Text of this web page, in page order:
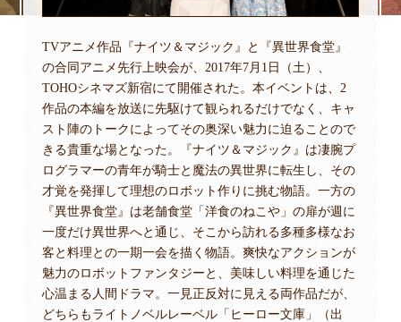
TVアニメ作品『ナイツ＆マジック』と『異世界食堂』
の合同アニメ先行上映会が、2017年7月1日（土）、
TOHOシネマズ新宿にて開催された。本イベントは、2
作品の本編を放送に先駆けて観られるだけでなく、キャ
スト陣のトークによってその奥深い魅力に迫ることので
きる貴重な場となった。『ナイツ＆マジック』は凄腕プ
ログラマーの青年が騎士と魔法の異世界に転生し、その
才覚を発揮して理想のロボット作りに挑む物語。一方の
『異世界食堂』は老舗食堂「洋食のねこや」の扉が週に
一度だけ異世界へと通じ、そこから訪れる多種多様なお
客と料理との一期一会を描く物語。爽快なアクションが
魅力のロボットファンタジーと、美味しい料理を通じた
心温まる人間ドラマ。一見正反対に見える両作品だが、
どちらもライトノベルレーベル「ヒーロー文庫」（出